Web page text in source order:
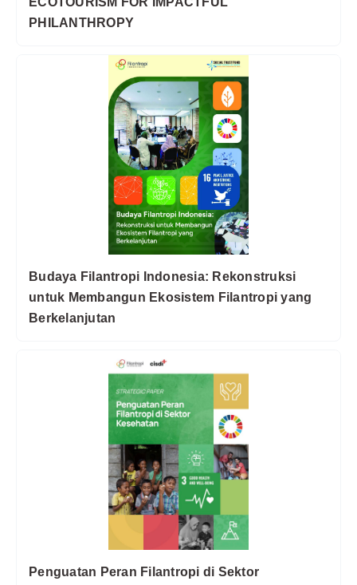
PHILANTHROPY
Budaya Filantropi Indonesia: Rekonstruksi
untuk Membangun Ekosistem Filantropi yang
Berkelanjutan
Penguatan Peran Filantropi di Sektor